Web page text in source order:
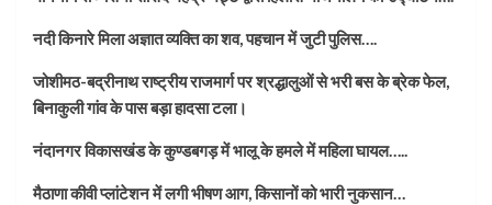
नदी किनारे मिला अज्ञात व्यक्ति का शव, पहचान में जुटी पुलिस….
जोशीमठ-बद्रीनाथ राष्ट्रीय राजमार्ग पर श्रद्धालुओं से भरी बस के ब्रेक फेल,
बिनाकुली गांव के पास बड़ा हादसा टला।
नंदानगर विकासखंड के कुण्डबगड़ में भालू के हमले में महिला घायल…..
मैठाणा कीवी प्लांटेशन में लगी भीषण आग, किसानों को भारी नुकसान…